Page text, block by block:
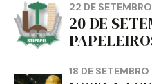
22 DE
20 DE
18 DE